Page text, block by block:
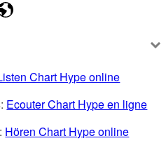
Chart Hype online
Ecouter Chart Hype en ligne
Hören Chart Hype online